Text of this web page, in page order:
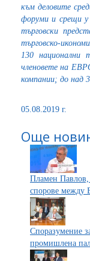
към деловите
форуми и срещи у
търговски
търговско-
130 национални
членовете на
компании; до над
05.08.2019 г.
Още
Пламен Павлов,
спорове между
Споразумение
промишлена